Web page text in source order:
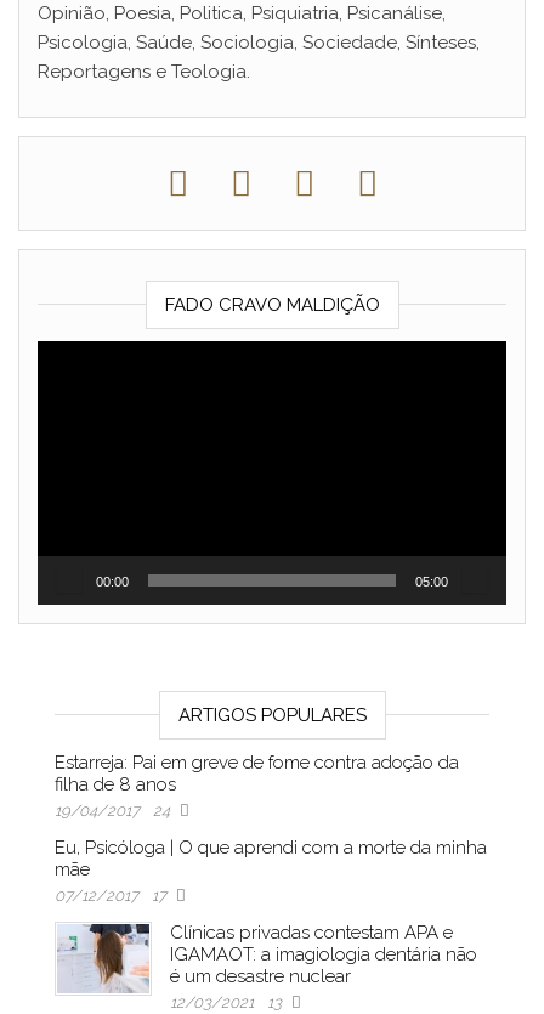
Opinião, Poesia, Politica, Psiquiatria, Psicanálise,
Psicologia, Saúde, Sociologia, Sociedade, Sínteses,
Reportagens e Teologia.
FADO CRAVO MALDIÇÃO
00:00 05:00
ARTIGOS POPULARES
Estarreja: Pai em greve de fome contra adoção da
filha de 8 anos
19/04/2017 24
Eu, Psicóloga | O que aprendi com a morte da minha
mãe
07/12/2017 17
Clínicas privadas contestam APA e
IGAMAOT: a imagiologia dentária não
é um desastre nuclear
12/03/2021 13